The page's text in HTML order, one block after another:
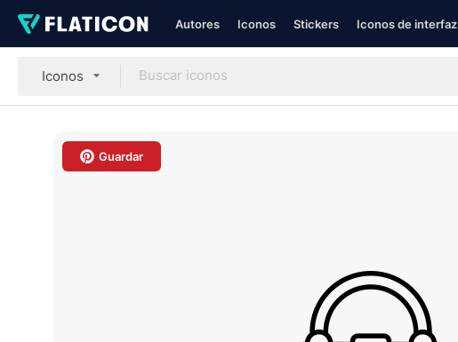
Autores Iconos Stickers Iconos de interfaz
Iconos
Guardar